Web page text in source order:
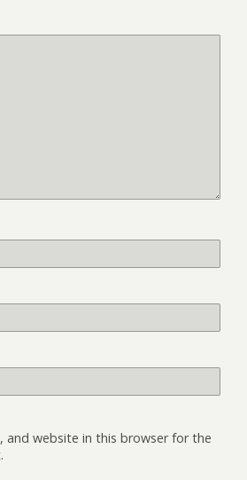
and website in this browser for the